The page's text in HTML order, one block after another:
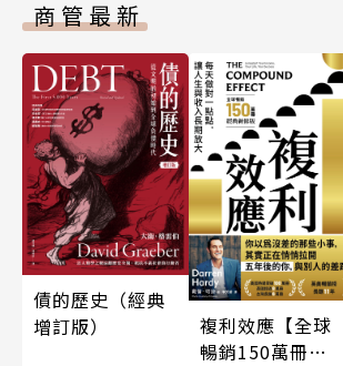
商管最新
債的歷史（經典
增訂版）
複利效應【全球
暢銷150萬冊・